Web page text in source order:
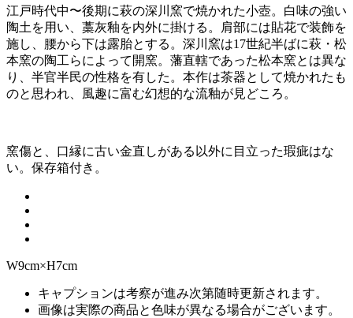
江戸時代中〜後期に萩の深川窯で焼かれた小壺。白味の強い
陶土を用い、藁灰釉を内外に掛ける。肩部には貼花で装飾を
施し、腰から下は露胎とする。深川窯は17世紀半ばに萩・松
本窯の陶工らによって開窯。藩直轄であった松本窯とは異な
り、半官半民の性格を有した。本作は茶器として焼かれたも
のと思われ、風趣に富む幻想的な流釉が見どころ。
窯傷と、口縁に古い金直しがある以外に目立った瑕疵はな
い。保存箱付き。
W9cm×H7cm
キャプションは考察が進み次第随時更新されます。
画像は実際の商品と色味が異なる場合がございます。